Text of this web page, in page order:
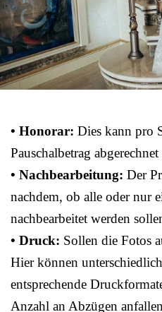
• Honorar: Dies kann pro
Pauschalbetrag
• Nachbearbeitung: Der
nachdem, ob alle oder nur
nachbearbeitet werden
• Druck: Sollen die Fotos
Hier können
entsprechende
Anzahl an Abzügen